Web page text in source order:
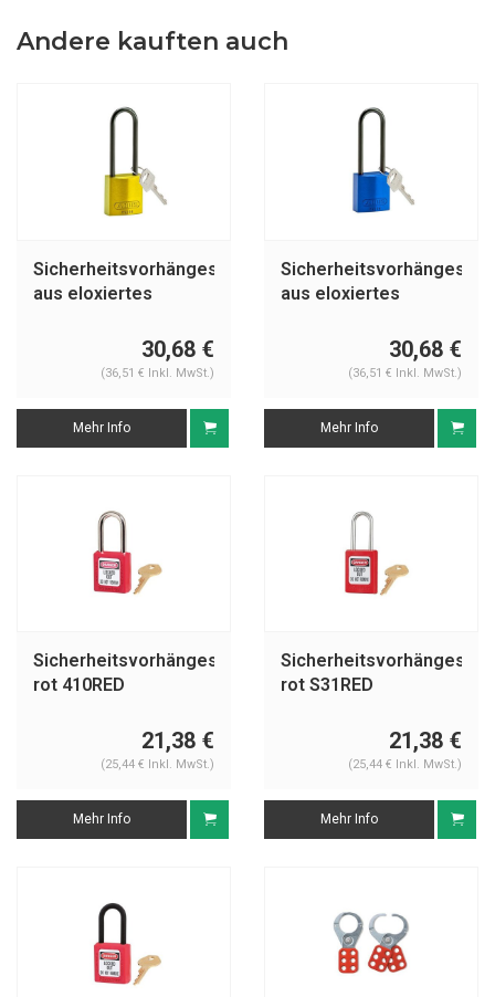
Andere kauften auch
Sicherheitsvorhängeschloss
aus eloxiertes
30,68 €
(36,51 € Inkl. MwSt.)
Mehr Info
aus eloxiertes
30,68 €
(36,51 € Inkl. MwSt.)
Mehr Info
Sicherheitsvorhängeschloss
rot 410RED
21,38 €
(25,44 € Inkl. MwSt.)
Mehr Info
rot S31RED
21,38 €
(25,44 € Inkl. MwSt.)
Mehr Info